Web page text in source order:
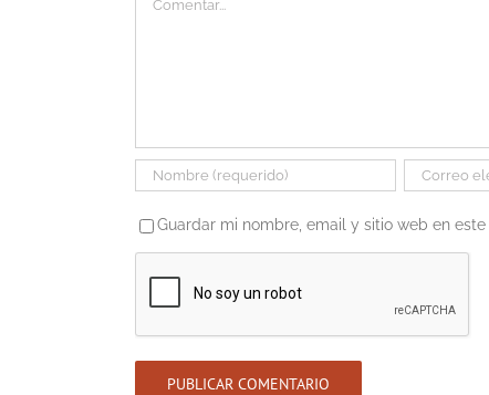
Guardar mi nombre, email y sitio web en